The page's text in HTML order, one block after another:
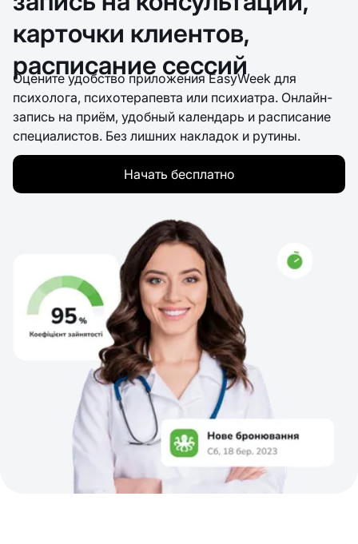
карточки клиентов,
расписание сессий
Оцените удобство приложения EasyWeek для
психолога, психотерапевта или психиатра. Онлайн-
запись на приём, удобный календарь и расписание
специалистов. Без лишних накладок и рутины.
Начать бесплатно